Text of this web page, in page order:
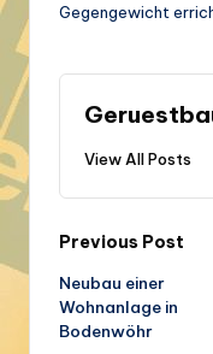
Gegengewicht
View All Posts
Post
Previous Post
Neubau einer
Wohnanlage in
Bodenwöhr